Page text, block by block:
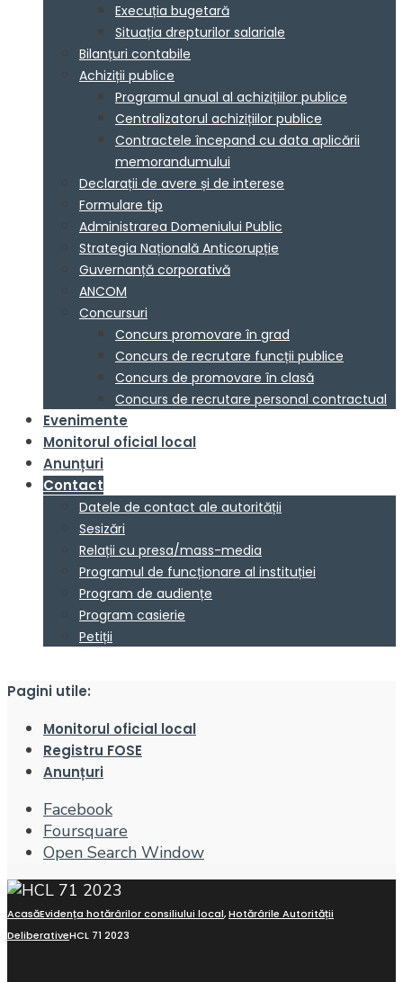
Execuția bugetară
Situația drepturilor salariale
Bilanțuri contabile
Achiziții publice
Programul anual al achizițiilor publice
Centralizatorul achizițiilor publice
Contractele începand cu data aplicării
memorandumului
Declarații de avere și de interese
Formulare tip
Administrarea Domeniului Public
Strategia Națională Anticorupție
Guvernanță corporativă
ANCOM
Concursuri
Concurs promovare în grad
Concurs de recrutare funcții publice
Concurs de promovare în clasă
Concurs de recrutare personal contractual
Evenimente
Monitorul oficial local
Anunțuri
Contact
Datele de contact ale autorității
Sesizări
Relații cu presa/mass-media
Programul de funcționare al instituției
Program de audiențe
Program casierie
Petiții
Pagini utile:
Monitorul oficial local
Registru FOSE
Anunțuri
Facebook
Foursquare
Open Search Window
AcasăEvidența hotărârilor consiliului local,Hotărârile Autorității
DeliberativeHCL 71 2023